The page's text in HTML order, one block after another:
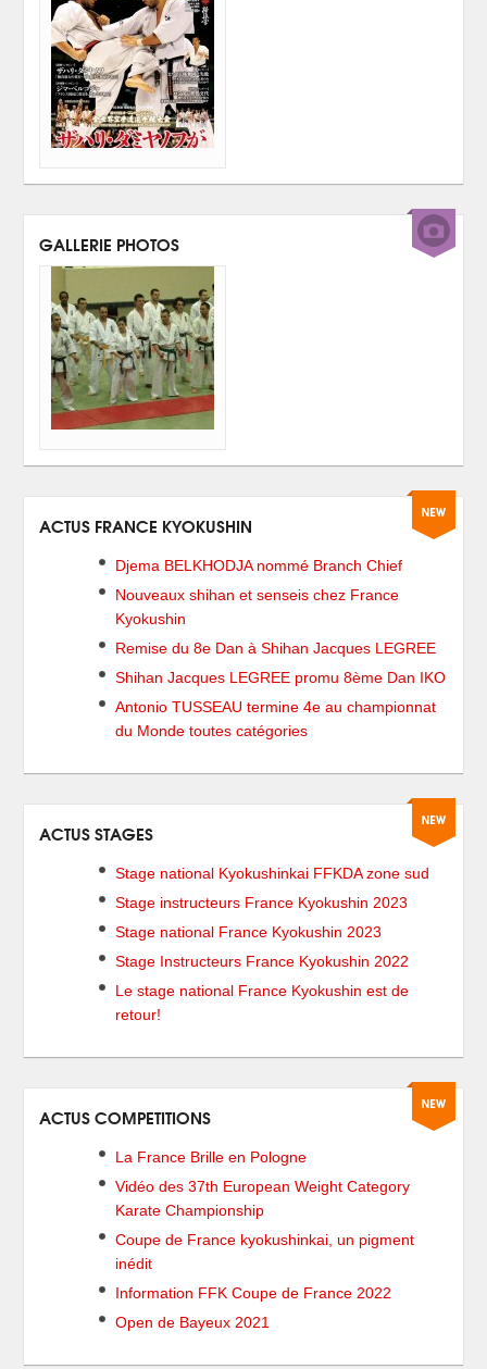
GALLERIE PHOTOS
ACTUS FRANCE KYOKUSHIN
Djema BELKHODJA nommé Branch Chief
Nouveaux shihan et senseis chez France
Kyokushin
Remise du 8e Dan à Shihan Jacques LEGREE
Shihan Jacques LEGREE promu 8ème Dan IKO
Antonio TUSSEAU termine 4e au championnat
du Monde toutes catégories
ACTUS STAGES
Stage national Kyokushinkai FFKDA zone sud
Stage instructeurs France Kyokushin 2023
Stage national France Kyokushin 2023
Stage Instructeurs France Kyokushin 2022
Le stage national France Kyokushin est de
retour!
ACTUS COMPETITIONS
La France Brille en Pologne
Vidéo des 37th European Weight Category
Karate Championship
Coupe de France kyokushinkai, un pigment
inédit
Information FFK Coupe de France 2022
Open de Bayeux 2021